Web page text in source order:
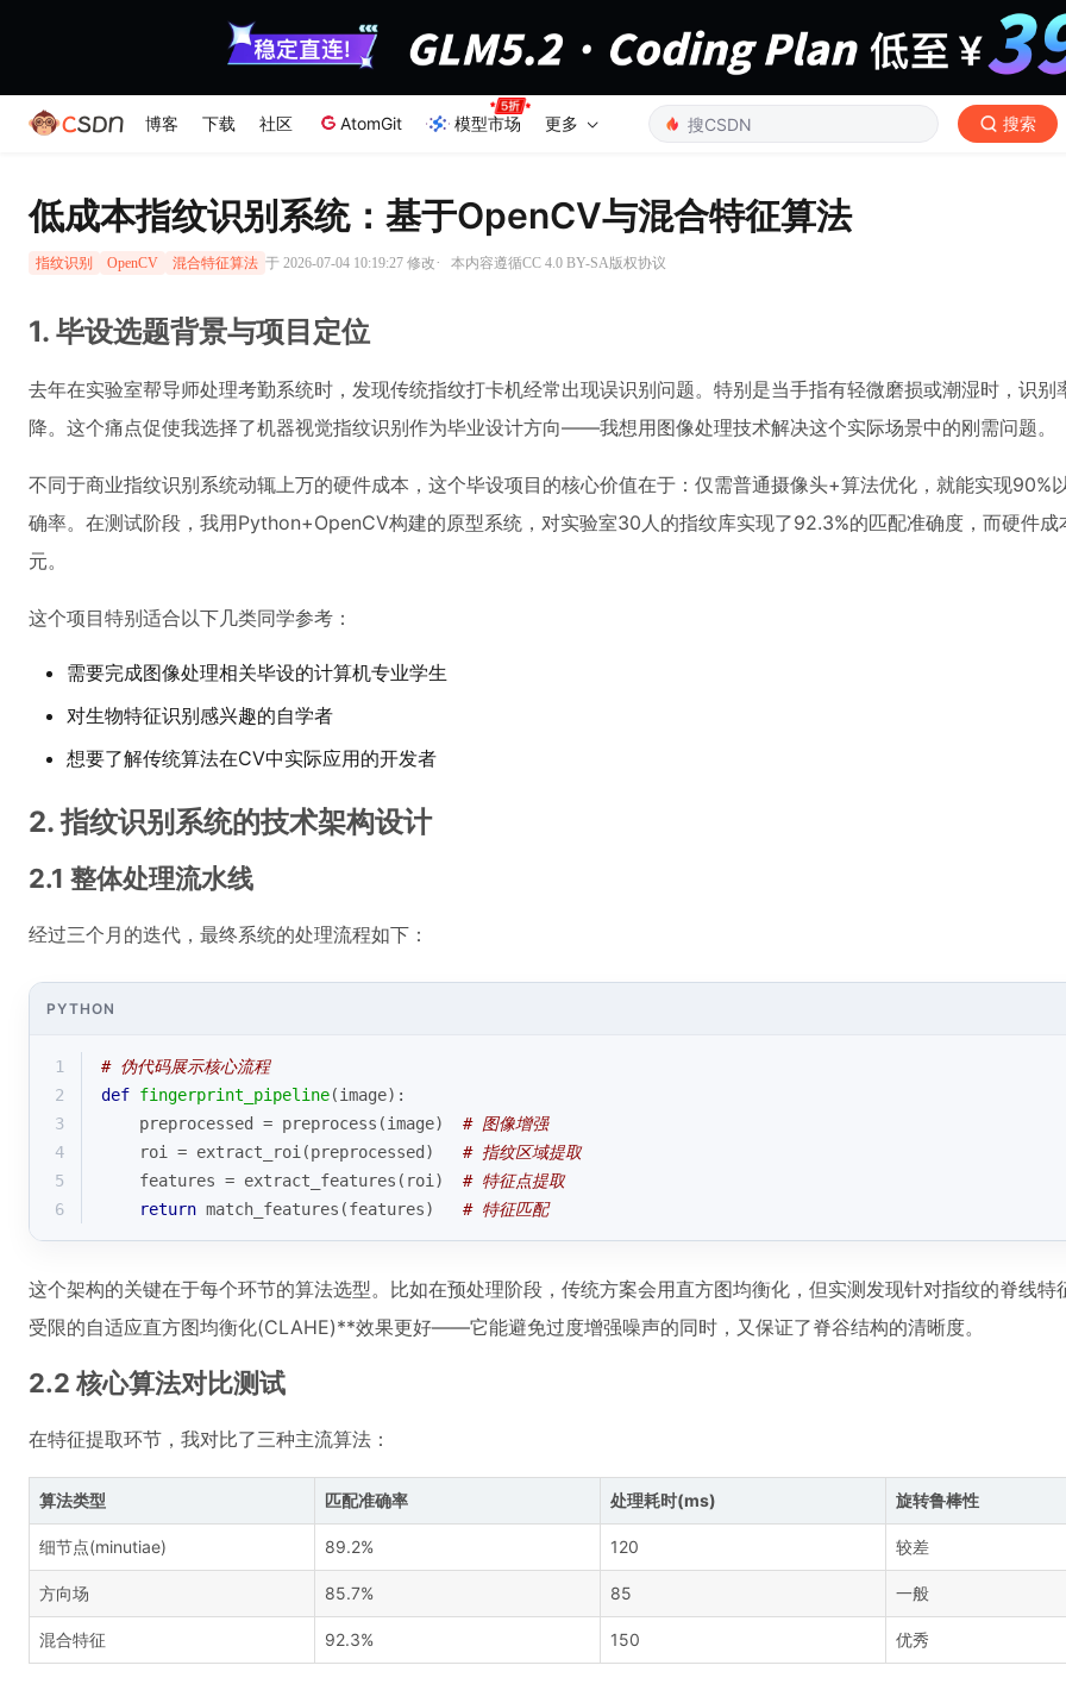
博客 下载 社区 AtomGit 模型市场 更多 搜索
低成本指纹识别系统：基于OpenCV与混合特征算法
指纹识别 OpenCV 混合特征算法 于 2026-07-04 10:19:27 修改· 本内容遵循CC 4.0 BY-SA版权协议
1. 毕设选题背景与项目定位
去年在实验室帮导师处理考勤系统时，发现传统指纹打卡机经常出现误识别问题。特别是当手指有轻微磨损或潮湿时，识别
降。这个痛点促使我选择了机器视觉指纹识别作为毕业设计方向——我想用图像处理技术解决这个实际场景中的刚需问题。
不同于商业指纹识别系统动辄上万的硬件成本，这个毕设项目的核心价值在于：仅需普通摄像头+算法优化，就能实现90%
确率。在测试阶段，我用Python+OpenCV构建的原型系统，对实验室30人的指纹库实现了92.3%的匹配准确度，而硬件
元。
这个项目特别适合以下几类同学参考：
需要完成图像处理相关毕设的计算机专业学生
对生物特征识别感兴趣的自学者
想要了解传统算法在CV中实际应用的开发者
2. 指纹识别系统的技术架构设计
2.1 整体处理流水线
经过三个月的迭代，最终系统的处理流程如下：
PYTHON
1
# 伪代码展示核心流程
2
def fingerprint_pipeline(image):
3
    preprocessed = preprocess(image)
# 图像增强
4
    roi = extract_roi(preprocessed)
# 指纹区域提取
5
    features = extract_features(roi)
# 特征点提取
6
return match_features(features) # 特征匹配
这个架构的关键在于每个环节的算法选型。比如在预处理阶段，传统方案会用直方图均衡化，但实测发现针对指纹的脊线
受限的自适应直方图均衡化(CLAHE)**效果更好——它能避免过度增强噪声的同时，又保证了脊谷结构的清晰度。
2.2 核心算法对比测试
在特征提取环节，我对比了三种主流算法：
算法类型 匹配准确率 处理耗时(ms) 旋转鲁棒性
细节点(minutiae) 89.2% 120 较差
方向场 85.7% 85 一般
混合特征 92.3% 150 优秀